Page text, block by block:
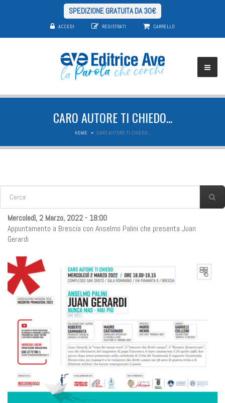
SPEDIZIONE GRATUITA DA 30€
ACCEDI REGISTRATI CARRELLO
CARO AUTORE TI CHIEDO...
HOME CARO AUTORE TI CHIEDO...
FORM DI RICERCA
Mercoledì, 2 Marzo, 2022 - 18:00
Appuntamento a Brescia con Anselmo Palini che presenta Juan
Gerardi